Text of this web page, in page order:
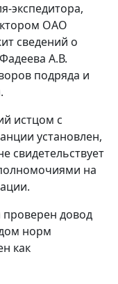
экспедитора,
ОАО
сведений о
А.В.
подряда и
истцом с
установлен,
свидетельствует
на
довод
норм
как